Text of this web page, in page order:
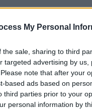
My Personal
the sale, sharing to third
targeted advertising by
note that after your
based ads based on
third parties prior to your
personal information by